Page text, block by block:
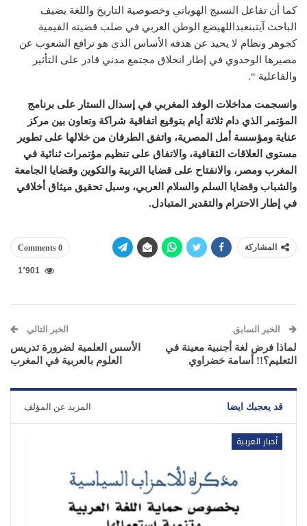
كما أن تفاعل النسيج الهوياتي وخصوصية التاريخ واللغة يضيف
الباحث آيتبنعبداللهيضع الوطن العربي في صلب قضيته القيمية
كجوهر ونظام لا يحيد عن هدفه الأساس الذي هو ترافع الشعوب عن
مصيرها الوحدوي في إطار انخلاق مجتمع مدني قادر على التأثير
والفاعلية “.
وانسجمت مداخلات الوفد المغربي في إسدال الستار على برنامج
المؤتمر الذي دام ثلاثة أيام بتوقيع اتفاقية شراكة وتعاون بين مركز
عناية ومؤسسة أمل المصرية، واتفق الطرفان من خلالها على تطوير
مستوى العلاقات الثقافية، والاتفاق على تنظيم مؤتمرات ثنائية في
المغرب ومصر، والانفتاح على قضايا التربية والتكوين وقضايا الجامعة
والشباب وقضايا السلم والسلام العربي، وسبل تحقيق ميثاق أخلاقي
في إطار الاحترام والتقدير المتبادل.
المشاركة 0 Comments
1٬901
الخبر السابق
لماذا فرض لغة أجنبية معينة في
التعليم؟!! أسامة خضراوي
الخبر التالي
الأسس العلمية لضرورة تدريس
العلوم بالعربية في المغرب
قد يعجبك ايضا المزيد عن المؤلف
أخبار العربية